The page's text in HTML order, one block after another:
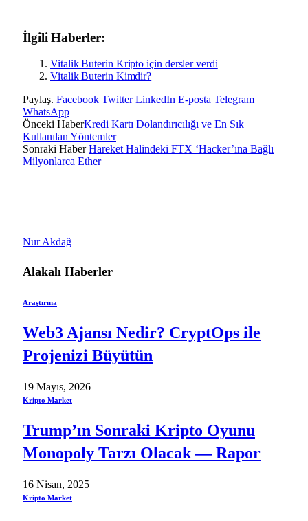
İlgili Haberler:
Vitalik Buterin Kripto için dersler verdi
Vitalik Buterin Kimdir?
Paylaş. Facebook Twitter LinkedIn E-posta Telegram
WhatsApp
Önceki HaberKredi Kartı Dolandırıcılığı ve En Sık
Kullanılan Yöntemler
Sonraki HaberHareket Halindeki FTX ‘Hacker’ına Bağlı
Milyonlarca Ether
Nur Akdağ
Alakalı Haberler
Araştırma
Web3 Ajansı Nedir? CryptOps ile
Projenizi Büyütün
19 Mayıs, 2026
Kripto Market
Trump’ın Sonraki Kripto Oyunu
Monopoly Tarzı Olacak — Rapor
16 Nisan, 2025
Kripto Market